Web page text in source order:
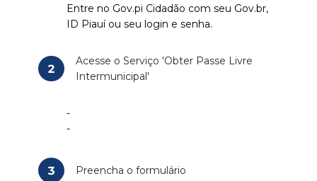
Entre no Gov.pi Cidadão com seu Gov.br,
ID Piauí ou seu login e senha.
2
Acesse o Serviço 'Obter Passe Livre
Intermunicipal'
-
-
3 Preencha o formulário